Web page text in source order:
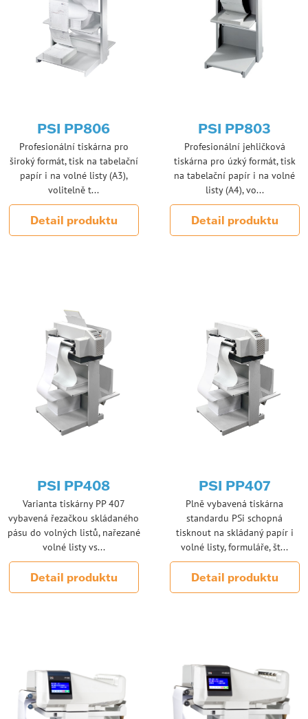
PSI PP806
Profesionální tiskárna pro
široký formát, tisk na tabelační
papír i na volné listy (A3),
volitelně t...
Detail produktu
PSI PP803
Profesionální jehličková
tiskárna pro úzký formát, tisk
na tabelační papír i na volné
listy (A4), vo...
Detail produktu
PSI PP408
Varianta tiskárny PP 407
vybavená řezačkou skládaného
pásu do volných listů, nařezané
volné listy vs...
Detail produktu
PSI PP407
Plně vybavená tiskárna
standardu PSi schopná
tisknout na skládaný papír i
volné listy, formuláře, št...
Detail produktu